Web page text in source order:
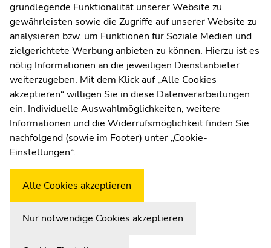
Moodle
UNIGRAZonline
Impressum
Datenschutzerklärung
Cookie-Einstellungen
Barrierefreiheitserklärung
WetterstationUni Graz
grundlegende Funktionalität unserer Website zu
gewährleisten sowie die Zugriffe auf unserer Website zu
analysieren bzw. um Funktionen für Soziale Medien und
zielgerichtete Werbung anbieten zu können. Hierzu ist es
nötig Informationen an die jeweiligen Dienstanbieter
weiterzugeben. Mit dem Klick auf „Alle Cookies
akzeptieren“ willigen Sie in diese Datenverarbeitungen
ein. Individuelle Auswahlmöglichkeiten, weitere
Informationen und die Widerrufsmöglichkeit finden Sie
nachfolgend (sowie im Footer) unter „Cookie-
Einstellungen“.
Alle Cookies akzeptieren
Nur notwendige Cookies akzeptieren